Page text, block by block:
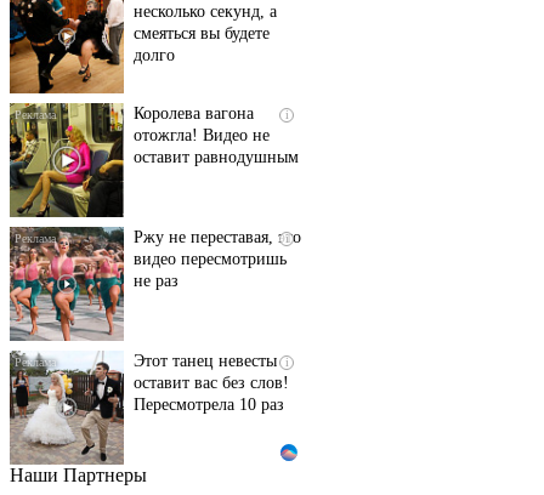
несколько секунд, а
смеяться вы будете
долго
i
Королева вагона
отожгла! Видео не
оставит равнодушным
i
Ржу не переставая, это
видео пересмотришь
не раз
i
Этот танец невесты
оставит вас без слов!
Пересмотрела 10 раз
Ролик длится пару
Наши Партнеры